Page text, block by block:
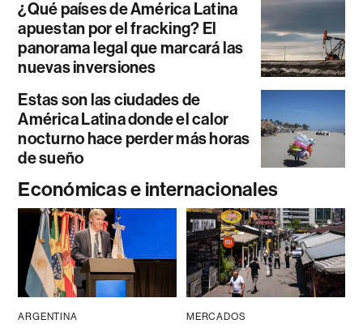
¿Qué países de América Latina
apuestan por el fracking? El
panorama legal que marcará las
nuevas inversiones
Estas son las ciudades de
América Latina donde el calor
nocturno hace perder más horas
de sueño
Económicas e internacionales
ARGENTINA MERCADOS